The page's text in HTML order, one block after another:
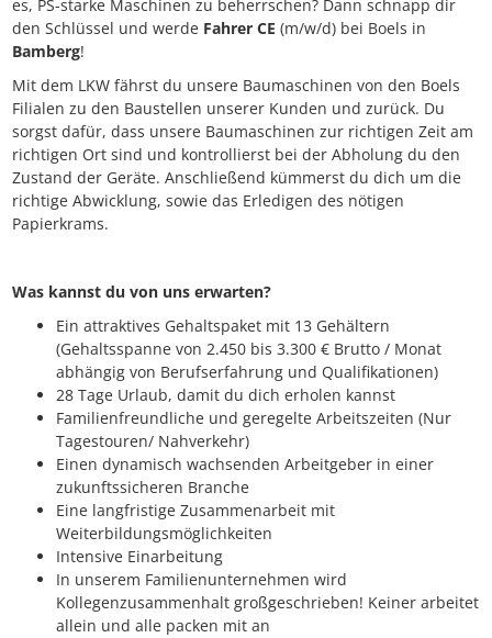
es, PS-starke Maschinen zu beherrschen? Dann schnapp dir
den Schlüssel und werde Fahrer CE (m/w/d) bei Boels in
Bamberg!
Mit dem LKW fährst du unsere Baumaschinen von den Boels
Filialen zu den Baustellen unserer Kunden und zurück. Du
sorgst dafür, dass unsere Baumaschinen zur richtigen Zeit am
richtigen Ort sind und kontrollierst bei der Abholung du den
Zustand der Geräte. Anschließend kümmerst du dich um die
richtige Abwicklung, sowie das Erledigen des nötigen
Papierkrams.
Was kannst du von uns erwarten?
Ein attraktives Gehaltspaket mit 13 Gehältern
(Gehaltsspanne von 2.450 bis 3.300 € Brutto / Monat
abhängig von Berufserfahrung und Qualifikationen)
28 Tage Urlaub, damit du dich erholen kannst
Familienfreundliche und geregelte Arbeitszeiten (Nur
Tagestouren/ Nahverkehr)
Einen dynamisch wachsenden Arbeitgeber in einer
zukunftssicheren Branche
Eine langfristige Zusammenarbeit mit
Weiterbildungsmöglichkeiten
Intensive Einarbeitung
In unserem Familienunternehmen wird
Kollegenzusammenhalt großgeschrieben! Keiner arbeitet
allein und alle packen mit an